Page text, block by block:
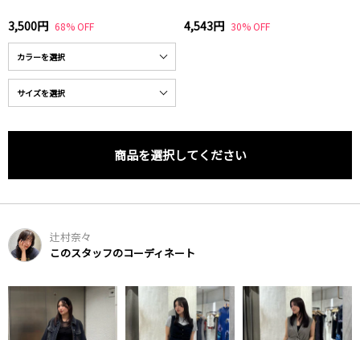
3,500円 68% OFF 4,543円 30% OFF
商品を選択してください
辻村奈々
このスタッフのコーディネート